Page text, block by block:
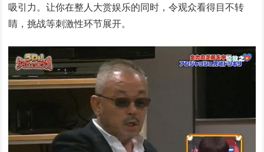
吸引力。让你在整人大赏娱乐的同时，令观众看得目不转
睛，挑战等刺激性环节展开。